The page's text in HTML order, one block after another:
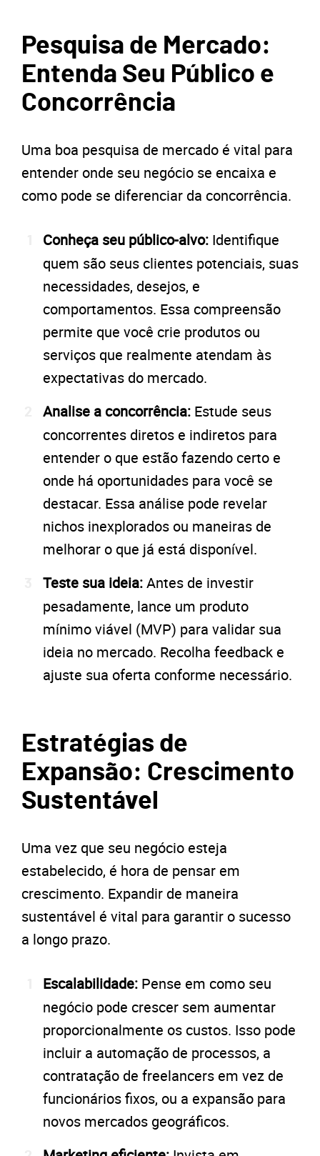
Pesquisa de Mercado:
Entenda Seu Público e
Concorrência
Uma boa pesquisa de mercado é vital para
entender onde seu negócio se encaixa e
como pode se diferenciar da concorrência.
Conheça seu público-alvo: Identifique
quem são seus clientes potenciais, suas
necessidades, desejos, e
comportamentos. Essa compreensão
permite que você crie produtos ou
serviços que realmente atendam às
expectativas do mercado.
Analise a concorrência: Estude seus
concorrentes diretos e indiretos para
entender o que estão fazendo certo e
onde há oportunidades para você se
destacar. Essa análise pode revelar
nichos inexplorados ou maneiras de
melhorar o que já está disponível.
Teste sua ideia:Antes de investir
pesadamente, lance um produto
mínimo viável (MVP) para validar sua
ideia no mercado. Recolha feedback e
ajuste sua oferta conforme necessário.
Estratégias de
Expansão: Crescimento
Sustentável
Uma vez que seu negócio esteja
estabelecido, é hora de pensar em
crescimento. Expandir de maneira
sustentável é vital para garantir o sucesso
a longo prazo.
Escalabilidade: Pense em como seu
negócio pode crescer sem aumentar
proporcionalmente os custos. Isso pode
incluir a automação de processos, a
contratação de freelancers em vez de
funcionários fixos, ou a expansão para
novos mercados geográficos.